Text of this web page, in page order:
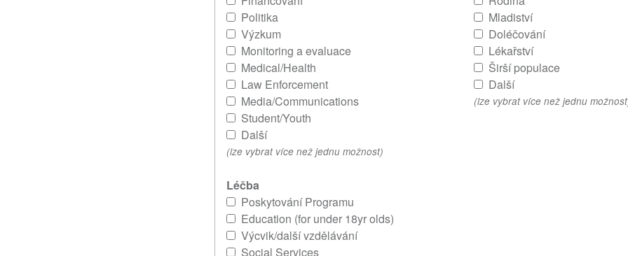
Politika
Výzkum
Monitoring a evaluace
Medical/Health
Law Enforcement
Media/Communications
Student/Youth
Další
(lze vybrat více než jednu možnost)
Léčba
Poskytování Programu
Education (for under 18yr olds)
Výcvik/další vzdělávání
Social Services
Mladiství
Doléčování
Lékařství
Širší populace
Další
(lze vybrat více než jednu